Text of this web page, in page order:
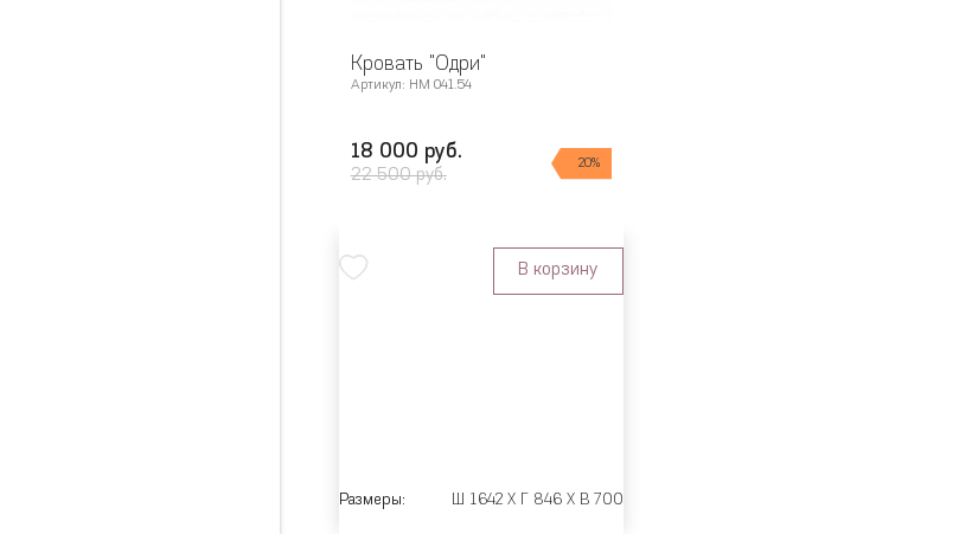
Кровать "Одри"
Артикул: НМ 041.54
18 000 руб.
22 500 руб.
20%
В корзину
Размеры: Ш 1642 X Г 846 X В 700